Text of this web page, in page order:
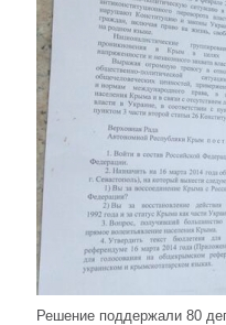
Решение поддержали 80